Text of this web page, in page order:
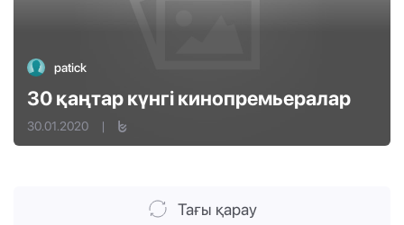
patick
30 қаңтар күнгі кинопремьералар
30.01.2020 |
Тағы қарау